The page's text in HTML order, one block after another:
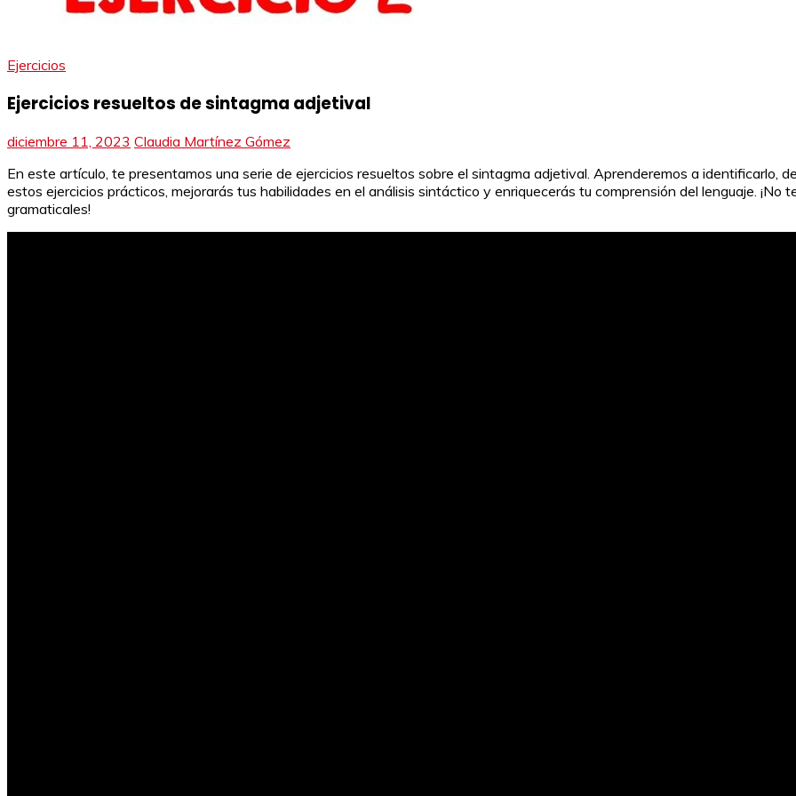
Ejercicios
Ejercicios resueltos de sintagma adjetival
diciembre 11, 2023 Claudia Martínez Gómez
En este artículo, te presentamos una serie de ejercicios resueltos sobre el sintagma adjetival. Aprenderemos a identificarlo,
estos ejercicios prácticos, mejorarás tus habilidades en el análisis sintáctico y enriquecerás tu comprensión del lenguaje.
gramaticales!